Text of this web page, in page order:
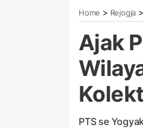
Home > Rejogja >
Ajak
PTS se